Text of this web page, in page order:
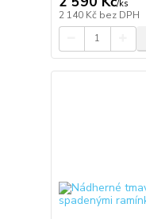
/ks
2 140 Kč bez DPH